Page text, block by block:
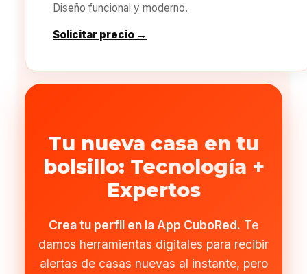
Diseño funcional y moderno.
Solicitar precio →
Tu nueva casa en tu
bolsillo: Tecnología +
Expertos
Crea tu perfil en la App CuboRed. Te
damos herramientas digitales para recibir
alertas de casas nuevas al instante, pero